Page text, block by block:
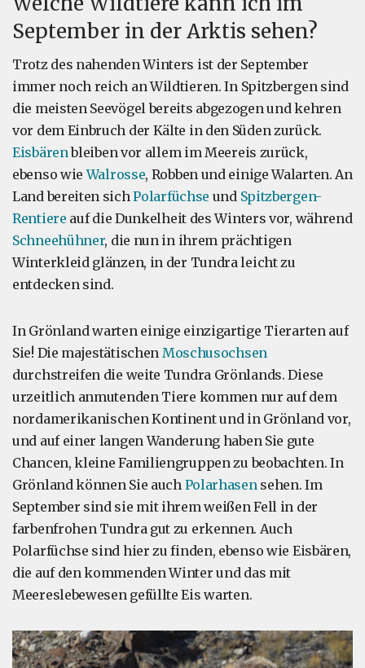
September in der Arktis sehen?
Trotz des nahenden Winters ist der September
immer noch reich an Wildtieren. In Spitzbergen sind
die meisten Seevögel bereits abgezogen und kehren
vor dem Einbruch der Kälte in den Süden zurück.
Eisbärenbleiben vor allem im Meereis zurück,
ebenso wieWalrosse, Robben und einige Walarten. An
Land bereiten sichPolarfüchse und Spitzbergen-
Rentiere auf die Dunkelheit des Winters vor, während
Schneehühner, die nun in ihrem prächtigen
Winterkleid glänzen, in der Tundra leicht zu
entdecken sind.
In Grönland warten einige einzigartige Tierarten auf
Sie! Die majestätischen Moschusochsen
durchstreifen die weite Tundra Grönlands. Diese
urzeitlich anmutenden Tiere kommen nur auf dem
nordamerikanischen Kontinent und in Grönland vor,
und auf einer langen Wanderung haben Sie gute
Chancen, kleine Familiengruppen zu beobachten. In
Grönland können Sie auch Polarhasensehen. Im
September sind sie mit ihrem weißen Fell in der
farbenfrohen Tundra gut zu erkennen. Auch
Polarfüchse sind hier zu finden, ebenso wie Eisbären,
die auf den kommenden Winter und das mit
Meereslebewesen gefüllte Eis warten.